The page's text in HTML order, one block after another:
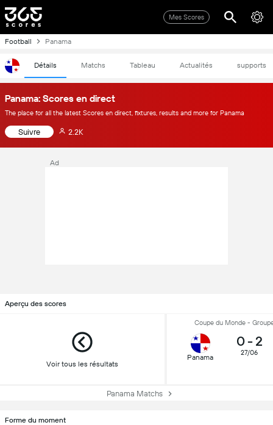
Mes Scores
Football Panama
Détails Matchs Tableau Actualités supports
Panama: Scores en direct
The place for all the latest Scores en direct, fixtures, results and more for Panama
Suivre 2.2K
Ad
Aperçu des scores
Voir tous les résultats
Coupe du Monde -
Panama
0- 2
27/06
Panama Matchs
Forme du moment